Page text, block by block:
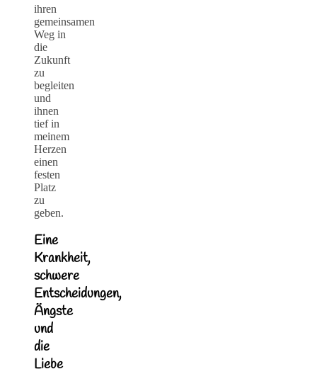
ihren
gemeinsamen
Weg in
die
Zukunft
zu
begleiten
und
ihnen
tief in
meinem
Herzen
einen
festen
Platz
zu
geben.
Eine
Krankheit,
schwere
Entscheidungen,
Ängste
und
die
Liebe